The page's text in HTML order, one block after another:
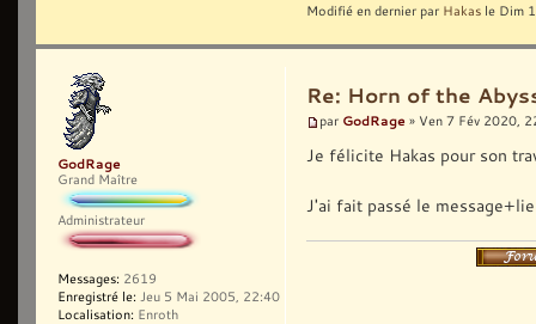
Modifié en dernier par Hakas le Dim
Re: Horn of the
par GodRage » Ven 7 Fév 2020,
Je félicite Hakas pour son
J'ai fait passé le
GodRage
Grand Maître
Administrateur
Messages: 2619
Enregistré le: Jeu 5 Mai 2005, 22:40
Localisation: Enroth